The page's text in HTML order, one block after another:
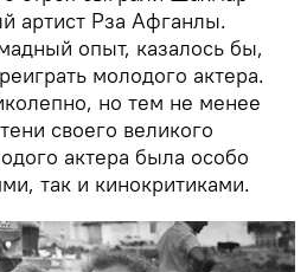
артист Рза Афганлы.
опыт, казалось бы,
молодого актера.
но тем не менее
своего великого
актера была особо
так и кинокритиками.